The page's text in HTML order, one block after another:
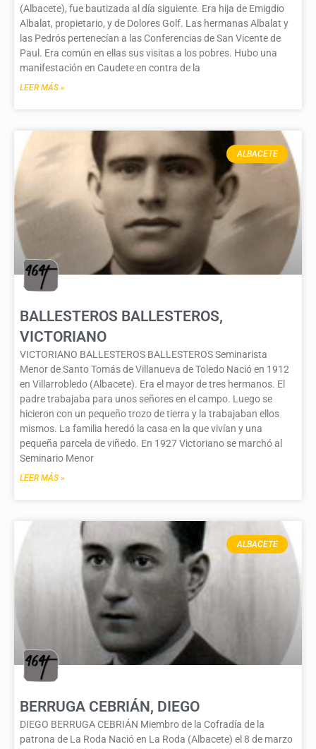
(Albacete), fue bautizada al día siguiente. Era hija de Emigdio
Albalat, propietario, y de Dolores Golf. Las hermanas Albalat y
las Pedrós pertenecían a las Conferencias de San Vicente de
Paul. Era común en ellas sus visitas a los pobres. Hubo una
manifestación en Caudete en contra de la
LEER MÁS »
ALBACETE
BALLESTEROS BALLESTEROS,
VICTORIANO
VICTORIANO BALLESTEROS BALLESTEROS Seminarista
Menor de Santo Tomás de Villanueva de Toledo Nació en 1912
en Villarrobledo (Albacete). Era el mayor de tres hermanos. El
padre trabajaba para unos señores en el campo. Luego se
hicieron con un pequeño trozo de tierra y la trabajaban ellos
mismos. La familia heredó la casa en la que vivían y una
pequeña parcela de viñedo. En 1927 Victoriano se marchó al
Seminario Menor
LEER MÁS »
ALBACETE
BERRUGA CEBRIÁN, DIEGO
DIEGO BERRUGA CEBRIÁN Miembro de la Cofradía de la
patrona de La Roda Nació en La Roda (Albacete) el 8 de marzo